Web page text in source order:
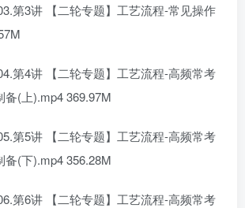
3讲 【二轮专题】工艺流程-常见操作
4讲 【二轮专题】工艺流程-高频常考
(上).mp4 369.97M
5讲 【二轮专题】工艺流程-高频常考
(下).mp4 356.28M
6讲 【二轮专题】工艺流程-高频常考